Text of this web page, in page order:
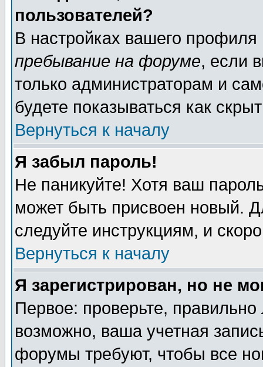
пользователей?
В настройках вашего
пребывание на форуме, если
только администраторам и
будете показываться как
Вернуться к началу
Я забыл пароль!
Не паникуйте! Хотя ваш
может быть присвоен новый.
следуйте инструкциям, и
Вернуться к началу
Я зарегистрирован, но не
Первое: проверьте,
возможно, ваша учетная
форумы требуют, чтобы все